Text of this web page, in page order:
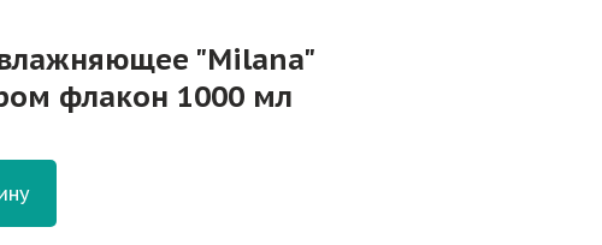
"Milana"
флакон 1000 мл